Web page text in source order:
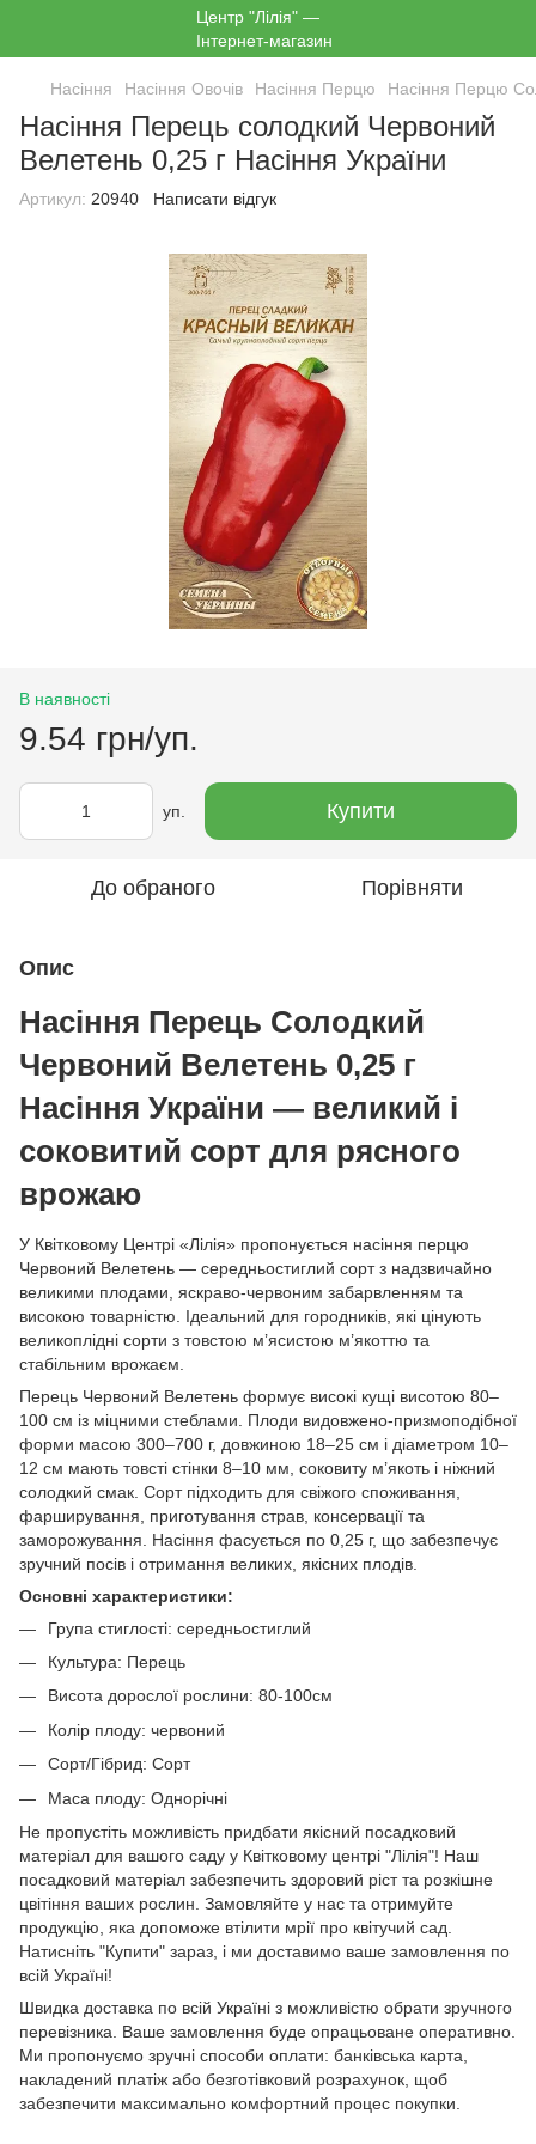
Насіння Насіння Овочів Насіння Перцю Насіння Перцю
Насіння Перець солодкий Червоний
Велетень 0,25 г Насіння України
Артикул: 20940 Написати відгук
В наявності
9.54 грн/уп.
уп. Купити
До обраного Порівняти
Опис
Насіння Перець Солодкий
Червоний Велетень 0,25 г
Насіння України — великий і
соковитий сорт для рясного
врожаю
У Квітковому Центрі «Лілія» пропонується насіння перцю
Червоний Велетень — середньостиглий сорт з надзвичайно
великими плодами, яскраво-червоним забарвленням та
високою товарністю. Ідеальний для городників, які цінують
великоплідні сорти з товстою м’ясистою м’якоттю та
стабільним врожаєм.
Перець Червоний Велетень формує високі кущі висотою 80–
100 см із міцними стеблами. Плоди видовжено-призмоподібної
форми масою 300–700 г, довжиною 18–25 см і діаметром 10–
12 см мають товсті стінки 8–10 мм, соковиту м’якоть і ніжний
солодкий смак. Сорт підходить для свіжого споживання,
фарширування, приготування страв, консервації та
заморожування. Насіння фасується по 0,25 г, що забезпечує
зручний посів і отримання великих, якісних плодів.
Основні характеристики:
Група стиглості: середньостиглий
Культура: Перець
Висота дорослої рослини: 80-100см
Колір плоду: червоний
Сорт/Гібрид: Сорт
Маса плоду: Однорічні
Не пропустіть можливість придбати якісний посадковий
матеріал для вашого саду у Квітковому центрі "Лілія"! Наш
посадковий матеріал забезпечить здоровий ріст та розкішне
цвітіння ваших рослин. Замовляйте у нас та отримуйте
продукцію, яка допоможе втілити мрії про квітучий сад.
Натисніть "Купити" зараз, і ми доставимо ваше замовлення по
всій Україні!
Швидка доставка по всій Україні з можливістю обрати зручного
перевізника. Ваше замовлення буде опрацьоване оперативно.
Ми пропонуємо зручні способи оплати: банківська карта,
накладений платіж або безготівковий розрахунок, щоб
забезпечити максимально комфортний процес покупки.